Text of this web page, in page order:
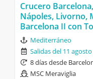
Crucero
Nápoles, Livorno,
Barcelona II con
Mediterráneo
Salidas del 11
8 días desde
MSC Meraviglia